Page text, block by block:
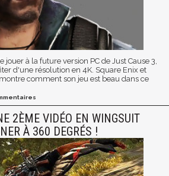
jouer à la future version PC de Just Cause 3,
d'une résolution en 4K. Square Enix et
comment son jeu est beau dans ce
2ÈME VIDÉO EN WINGSUIT
À 360 DEGRÉS !